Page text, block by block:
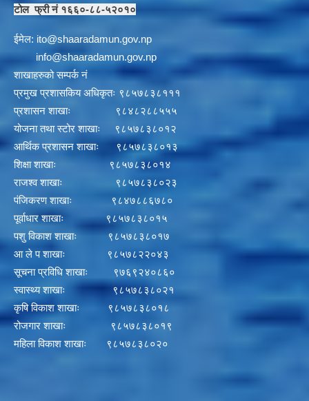
टोल फ्री नं १६६०-८८-५२०१०
ईमेल: ito@shaaradamun.gov.np
info@shaaradamun.gov.np
शाखाहरुको सम्पर्क नं
प्रमुख प्रशासकिय अधिकृतः ९८५७८३८१११
प्रशासन शाखाः ९८४८२८८५५५
योजना तथा स्टोर शाखाः ९८५७८३८०१२
आर्थिक प्रशासन शाखाः ९८५७८३८०१३
शिक्षा शाखाः ९८५७८३८०१४
राजश्व शाखाः ९८५७८३८०२३
पंजिकरण शाखाः ९८४७८८६७८०
पूर्वाधार शाखाः ९८५७८३८०१५
पशु विकाश शाखाः ९८५७८३८०१७
आ ले प शाखाः ९८५७८२२०४३
सूचना प्रविधि शाखाः ९७६९२४०८६०
स्वास्थ्य शाखाः ९८५७८३८०२१
कृषि विकाश शाखाः ९८५७८३८०१८
रोजगार शाखाः ९८५७८३८०१९
महिला विकाश शाखाः ९८५७८३८०२०